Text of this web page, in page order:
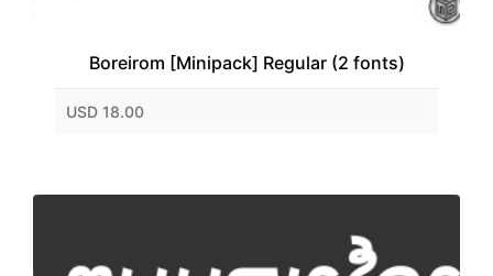
Boreirom [Minipack] Regular (2 fonts)
USD 18.00